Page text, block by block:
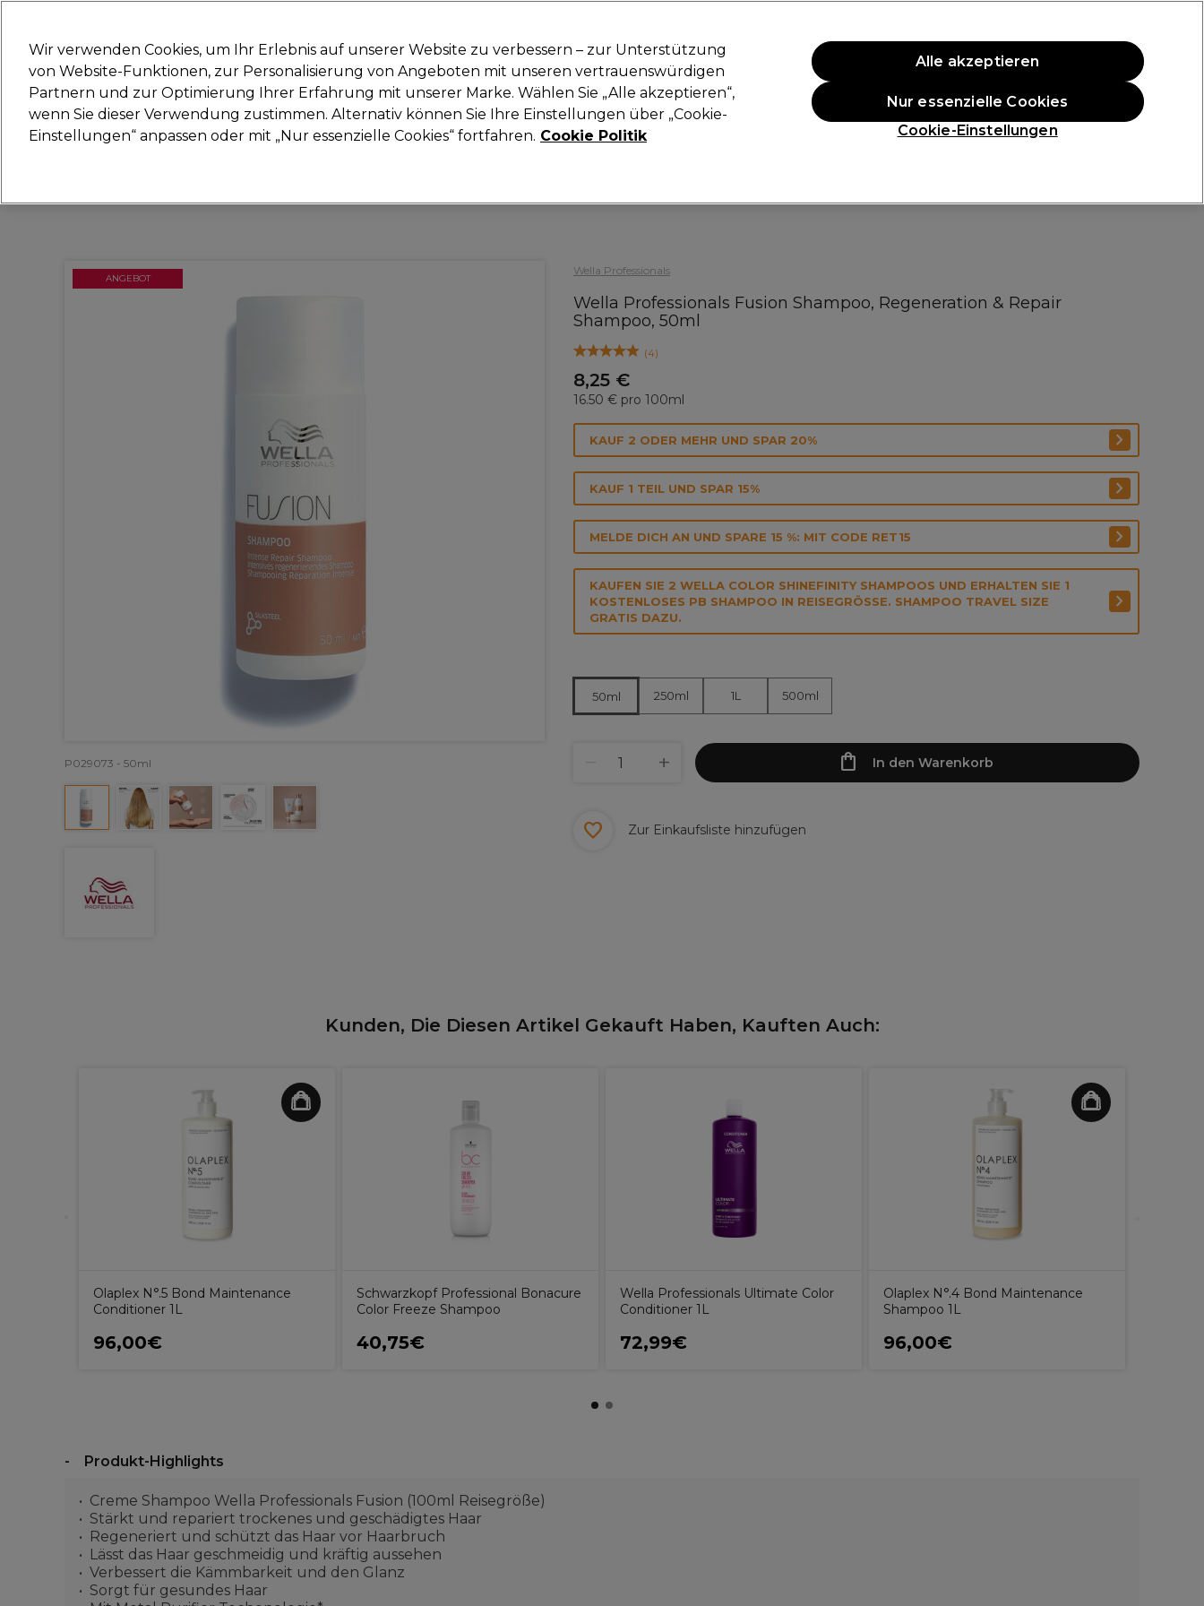
Anmelden
Marken Deals Haare Elektrogeräte Saloneinrichtung Kosmetik Herrenfriseur Inspiration Neue Produkte Die Professional Preise Vegane Produkte
Lieferung und Lieferzeiten
Gratis Lieferung ab 40 €
Wella Professionals
Wella Professionals Fusion Shampoo, Regeneration & Repair
Shampoo, 50ml
(4)
8,25 €
16.50 € pro 100ml
ANGEBOT
P029073 - 50ml
KAUF 2 ODER MEHR UND SPAR 20%
KAUF 1 TEIL UND SPAR 15%
MELDE DICH AN UND SPARE 15 %: MIT CODE RET15
KAUFEN SIE 2 WELLA COLOR SHINEFINITY SHAMPOOS UND ERHALTEN SIE 1
KOSTENLOSES PB SHAMPOO IN REISEGRÖSSE. SHAMPOO TRAVEL SIZE G
RATIS DAZU.
50ml 250ml 1L 500ml
In den Warenkorb
Zur Einkaufsliste hinzufügen
Kunden, Die Diesen Artikel Gekauft Haben, Kauften Auch:
Olaplex N°.5 Bond Maintenance
Conditioner 1L
96,00€
Schwarzkopf Professional Bonacure
Color Freeze Shampoo
40,75€
Wella Professionals Ultimate Color
Conditioner 1L
72,99€
Olaplex N°.4 Bond Maintenance
Shampoo 1L
96,00€
Produkt-Highlights
Creme Shampoo Wella Professionals Fusion (100ml Reisegröße)
Stärkt und repariert trockenes und geschädigtes Haar
Regeneriert und schützt das Haar vor Haarbruch
Lässt das Haar geschmeidig und kräftig aussehen
Verbessert die Kämmbarkeit und den Glanz
Sorgt für gesundes Haar
Wir verwenden Cookies, um Ihr Erlebnis auf unserer Website zu verbessern – zur Unterstützung
von Website-Funktionen, zur Personalisierung von Angeboten mit unseren vertrauenswürdigen
Partnern und zur Optimierung Ihrer Erfahrung mit unserer Marke. Wählen Sie „Alle akzeptieren“,
wenn Sie dieser Verwendung zustimmen. Alternativ können Sie Ihre Einstellungen über „Cookie-
Einstellungen“ anpassen oder mit „Nur essenzielle Cookies“ fortfahren. Cookie Politik Cookie-Einstellungen
Nur essenzielle Cookies
Alle akzeptieren